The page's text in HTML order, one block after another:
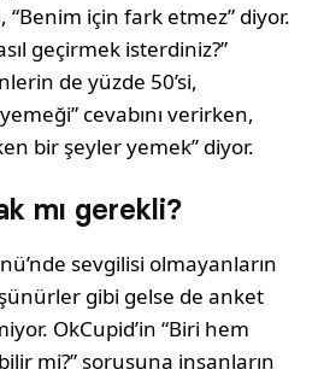
“Benim için fark etmez” diyor.
geçirmek isterdiniz?”
de yüzde 50’si,
cevabını verirken,
bir şeyler yemek” diyor.
mı gerekli?
sevgilisi olmayanların
gibi gelse de anket
OkCupid’in “Biri hem
mi?” sorusuna insanların